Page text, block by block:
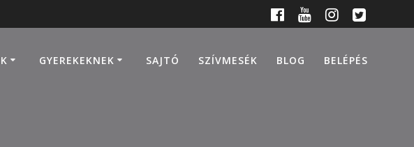
GYEREKEKNEK SAJTÓ SZÍVMESÉK BLOG BELÉPÉS